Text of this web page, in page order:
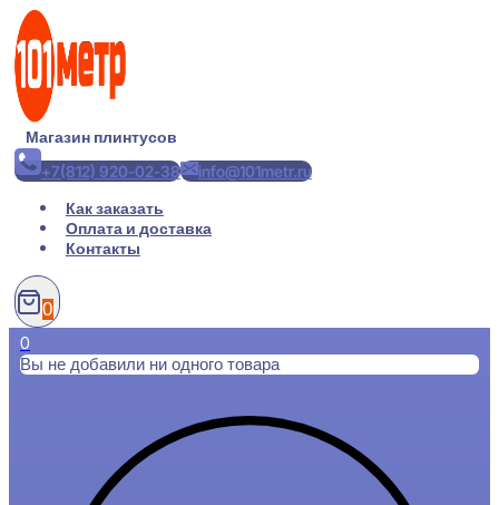
Перейти
содержимому
Магазин плинтусов
+7(812) 920-02-38
info@101metr.ru
Как заказать
Оплата и доставка
Контакты
0
0
Вы не добавили ни одного товара